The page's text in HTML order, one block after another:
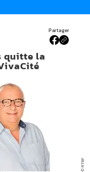
Partager
quitte la
© RTBF